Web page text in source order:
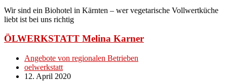
Wir sind ein Biohotel in Kärnten – wer vegetarische Vollwertküche
liebt ist bei uns richtig
ÖLWERKSTATT Melina Karner
Angebote von regionalen Betrieben
oelwerkstatt
12. April 2020